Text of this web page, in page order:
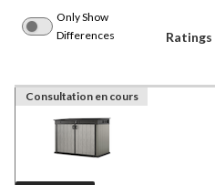
Only Show
Differences
Ratings
Consultation en cours